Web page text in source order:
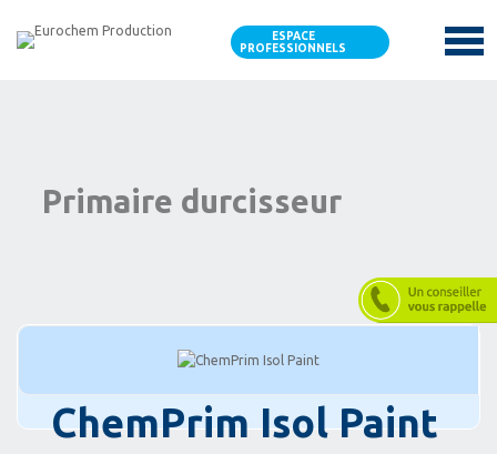
ESPACE
PROFESSIONNELS
Primaire durcisseur
ChemPrim Isol Paint